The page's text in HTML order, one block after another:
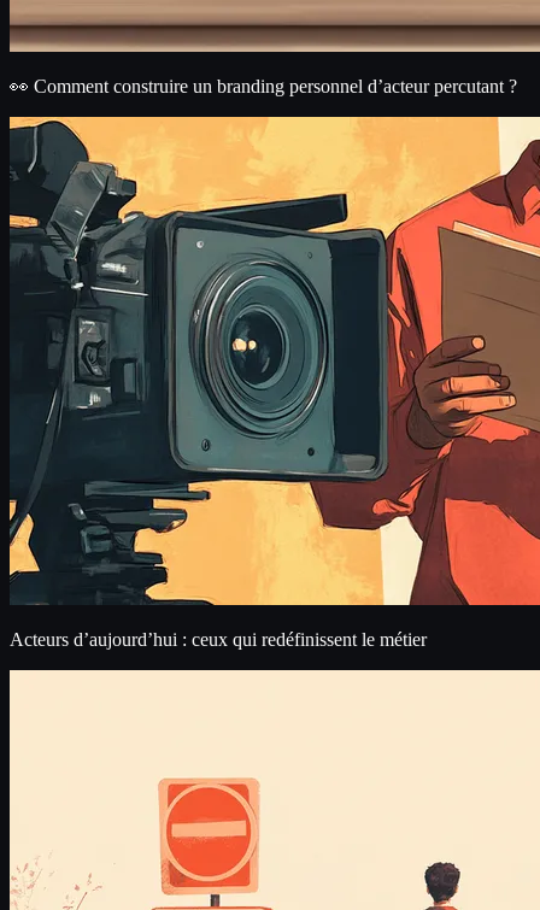
👀 Comment construire un branding personnel d’acteur percutant ?
Acteurs d’aujourd’hui : ceux qui redéfinissent le métier